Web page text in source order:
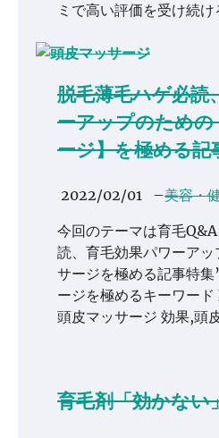
ミで高い評価を受け続
脱毛薄毛ハゲ必読
ーアップのため
ージ】を極める記
2022/02/01 –美容・
今回のテーマは育毛
読、育毛効果パワーア
サージを極める記事特
ージを極めるキーワー
頭皮マッサージ 効果,頭
育毛剤「効かない